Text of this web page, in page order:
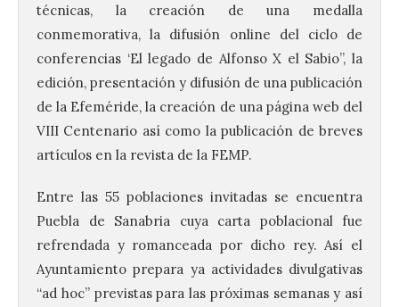
técnicas, la creación de una medalla
conmemorativa, la difusión online del ciclo de
conferencias ‘El legado de Alfonso X el Sabio”, la
edición, presentación y difusión de una publicación
de la Efeméride, la creación de una página web del
VIII Centenario así como la publicación de breves
artículos en la revista de la FEMP.
Entre las 55 poblaciones invitadas se encuentra
Puebla de Sanabria cuya carta poblacional fue
refrendada y romanceada por dicho rey. Así el
Ayuntamiento prepara ya actividades divulgativas
“ad hoc” previstas para las próximas semanas y así
Vuelve la tradicional Feria
de Dulces del Convento a
Gradefes
7 Ago 2026
Tendrá lugar el 9 de
agosto en los aledaños del
de Santa María la Real de
Gradefes. Una cita
imprescindible para disfrutar de los
cultura y un ambiente único. El
Ayuntamiento de Gradefes, intentando
[…]